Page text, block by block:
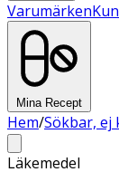
Varumärken
Mina Recept
Hem/Sökbar, ej
Läkemedel